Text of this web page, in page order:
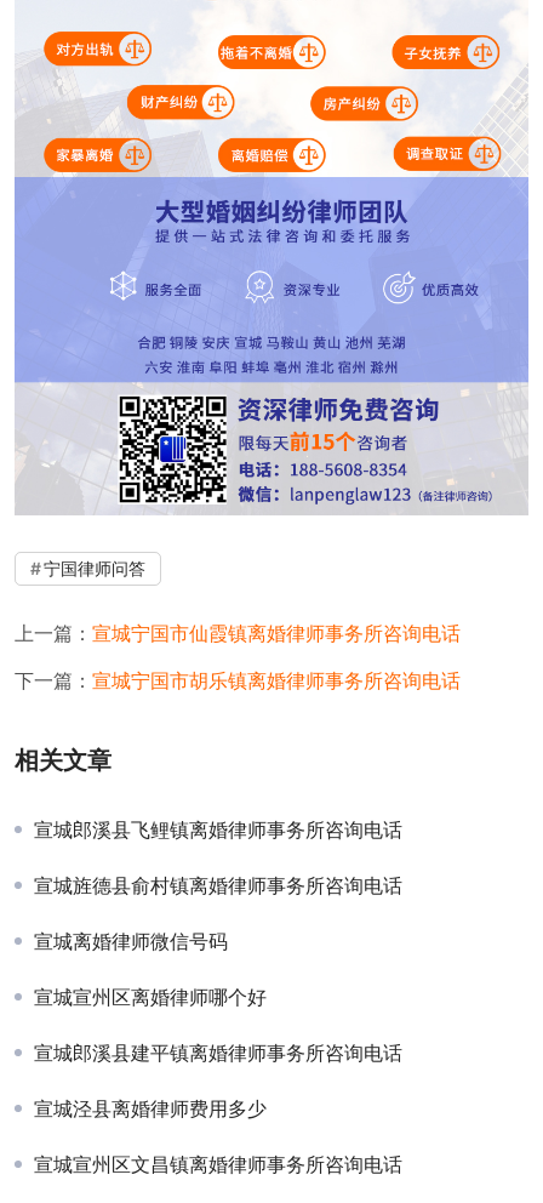
宁国律师问答
上一篇： 宣城宁国市仙霞镇离婚律师事务所咨询电话
下一篇： 宣城宁国市胡乐镇离婚律师事务所咨询电话
相关文章
宣城郎溪县飞鲤镇离婚律师事务所咨询电话
宣城旌德县俞村镇离婚律师事务所咨询电话
宣城离婚律师微信号码
宣城宣州区离婚律师哪个好
宣城郎溪县建平镇离婚律师事务所咨询电话
宣城泾县离婚律师费用多少
宣城宣州区文昌镇离婚律师事务所咨询电话